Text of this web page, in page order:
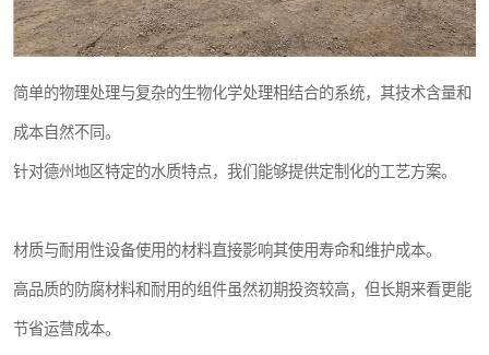
简单的物理处理与复杂的生物化学处理相结合的系统，其技术含量和
成本自然不同。
针对德州地区特定的水质特点，我们能够提供定制化的工艺方案。
材质与耐用性设备使用的材料直接影响其使用寿命和维护成本。
高品质的防腐材料和耐用的组件虽然初期投资较高，但长期来看更能
节省运营成本。